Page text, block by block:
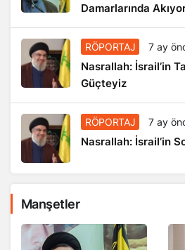
Damarlarında
RÖPORTAJ 7 ay
Nasrallah: İsrail’in
Güçteyiz
RÖPORTAJ 7 ay
Nasrallah: İsrail’in
Manşetler